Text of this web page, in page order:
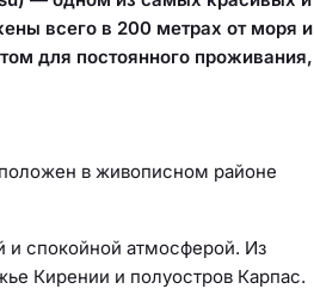
всего в 200 метрах от моря и
для постоянного проживания,
в живописном районе
и спокойной атмосферой. Из
Кирении и полуостров Карпас.